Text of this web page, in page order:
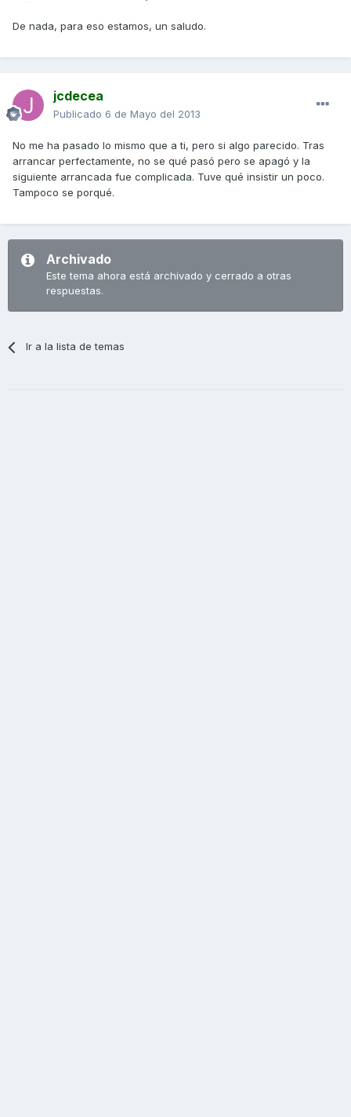
De nada, para eso estamos, un saludo.
jcdecea
Publicado 6 de Mayo del 2013
No me ha pasado lo mismo que a ti, pero si algo parecido. Tras
arrancar perfectamente, no se qué pasó pero se apagó y la
siguiente arrancada fue complicada. Tuve qué insistir un poco.
Tampoco se porqué.
Archivado
Este tema ahora está archivado y cerrado a otras
respuestas.
Ir a la lista de temas